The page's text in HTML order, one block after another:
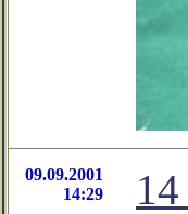
09.09.2001
14:29